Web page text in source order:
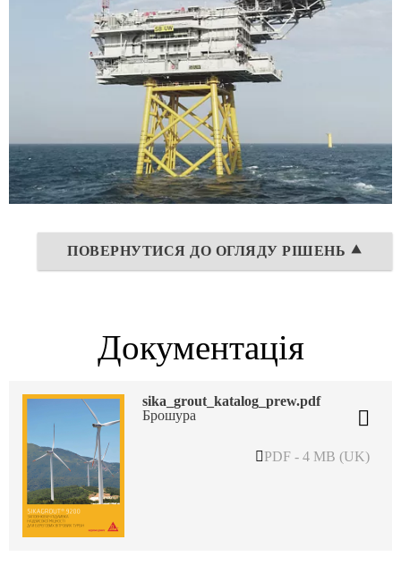
ПОВЕРНУТИСЯ ДО ОГЛЯДУ РІШЕНЬ ⯅
Документація
sika_grout_katalog_prew.pdf
Брошура
PDF - 4 MB (UK)